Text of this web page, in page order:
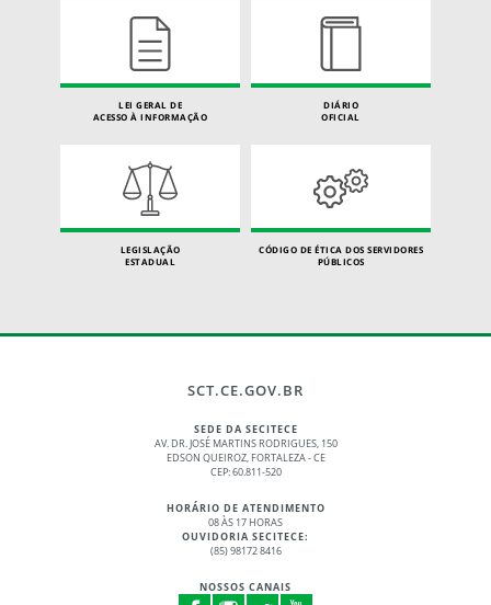
LEI GERAL DE
ACESSO À INFORMAÇÃO
DIÁRIO
OFICIAL
LEGISLAÇÃO
ESTADUAL
CÓDIGO DE ÉTICA DOS SERVIDORES
PÚBLICOS
SCT.CE.GOV.BR
SEDE DA SECITECE
AV. DR. JOSÉ MARTINS RODRIGUES, 150
EDSON QUEIROZ, FORTALEZA - CE
CEP: 60.811-520
HORÁRIO DE ATENDIMENTO
08 ÀS 17 HORAS
OUVIDORIA SECITECE:
(85) 98172 8416
NOSSOS CANAIS